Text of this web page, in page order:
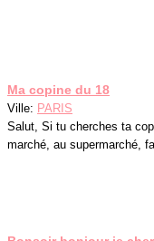
Ma copine du 18
Ville: PARIS
Salut, Si tu cherches ta
marché, au supermarché,